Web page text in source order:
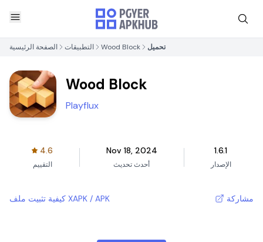
الصفحة الرئيسية التطبيقات Wood Block تحميل
Wood Block
Playflux
4.6
التقييم
Nov 18, 2024
أحدث تحديث
1.6.1
الإصدار
كيفية تثبيت ملف XAPK / APK مشاركة